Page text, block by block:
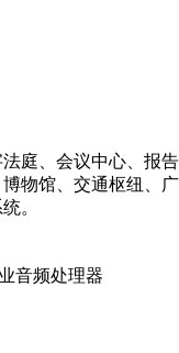
庭、会议中心、报告
物馆、交通枢纽、广
。
音频处理器